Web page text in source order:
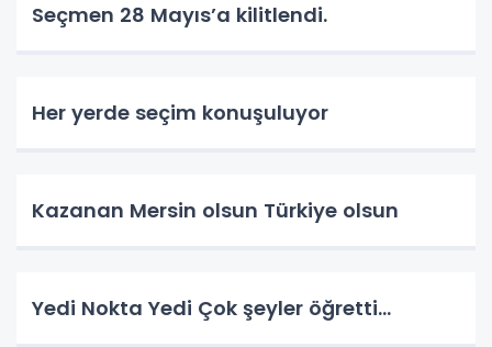
Seçmen 28 Mayıs’a kilitlendi.
Her yerde seçim konuşuluyor
Kazanan Mersin olsun Türkiye olsun
Yedi Nokta Yedi Çok şeyler öğretti…